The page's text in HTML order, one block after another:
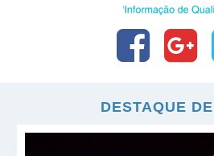
DESTAQUE